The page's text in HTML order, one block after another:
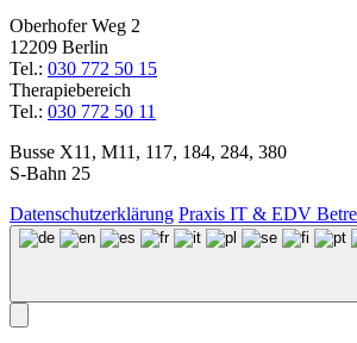
Oberhofer Weg 2
12209 Berlin
Tel.: 030 772 50 15
Therapiebereich
Tel.: 030 772 50 11
Busse X11, M11, 117, 184, 284, 380
S-Bahn 25
Datenschutzerklärung Praxis IT & EDV